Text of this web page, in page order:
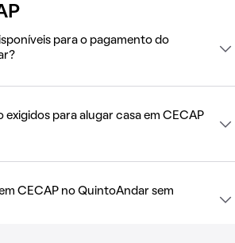
para o pagamento do
para alugar casa em CECAP
CECAP no QuintoAndar sem